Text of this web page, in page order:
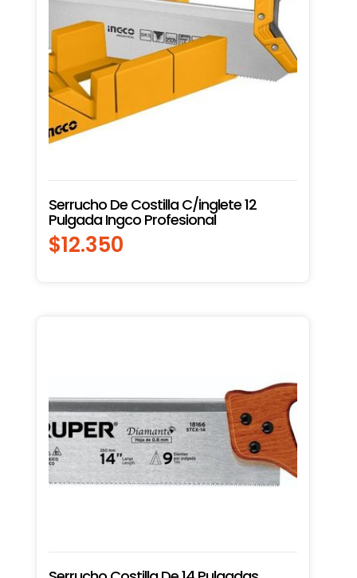
Serrucho De Costilla C/inglete 12
Pulgada Ingco Profesional
$12.350